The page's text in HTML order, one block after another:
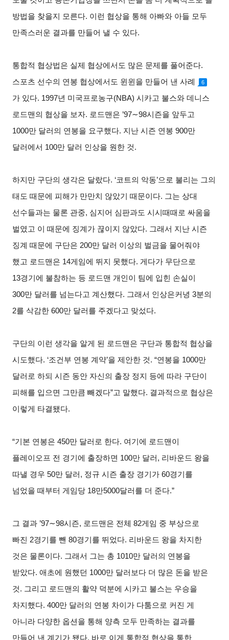
방법을 찾을지 모른다. 이런 협상을 통해 아빠와 아들 모두
만족스러운 결과를 만들어 낼 수 있다.
통합적 협상법은 실제 협상에서도 많은 문제를 풀어준다.
스포츠 선수의 연봉 협상에서도 윈윈을 만들어 낸 사례
6
가 있다. 1997년 미국프로농구(NBA)시카고 불스와 데니스
로드맨의 협상을 보자. 로드맨은 ’97∼98시즌을 앞두고
1000만 달러의 연봉을 요구했다. 지난 시즌 연봉 900만
달러에서 100만 달러 인상을 원한 것.
하지만 구단의 생각은 달랐다. ‘코트의 악동’으로 불리는 그의
태도 때문에 피해가 만만치 않았기 때문이다. 그는 상대
선수들과는 물론 관중, 심지어 심판과도 시시때때로 싸움을
벌였고 이 때문에 징계가 끊이지 않았다. 그래서 지난 시즌
징계 때문에 구단은 200만 달러 이상의 벌금을 물어줘야
했고 로드맨은 14게임에 뛰지 못했다. 게다가 무단으로
13경기에 불참하는 등 로드맨 개인이 팀에 입힌 손실이
300만 달러를 넘는다고 계산했다. 그래서 인상은커녕 3분의
2를 삭감한 600만 달러를 주겠다고 맞섰다.
구단의 이런 생각을 알게 된 로드맨은 구단과 통합적 협상을
시도했다. ‘조건부 연봉 계약’을 제안한 것. “연봉을 1000만
달러로 하되 시즌 동안 자신의 출장 정지 등에 따라 구단이
피해를 입으면 그만큼 빼겠다”고 말했다. 결과적으로 협상은
이렇게 타결됐다.
“기본 연봉은 450만 달러로 한다. 여기에 로드맨이
플레이오프 전 경기에 출장하면 100만 달러 , 리바운드 왕을
따낼 경우 50만 달러 , 정규 시즌 출장 경기가 60경기를
넘었을 때부터 게임당 18만5000달러를 더 준다.”
그 결과 ’97∼98시즌, 로드맨은 전체 82게임 중 부상으로
빠진
2경기를 뺀 80경기를 뛰었다. 리바운드 왕을 차지한
것은 물론이다. 그래서 그는 총 1010만 달러의 연봉을
받았다.애초에 원했던 1000만 달러보다 더 많은 돈을 받은
것. 그리고 로드맨의 활약 덕분에 시카고 불스는 우승을
차지했다. 400만 달러의 연봉 차이가 다툼으로 커진 게
아니라 다양한 옵션을 통해 양측 모두 만족하는 결과를
만들어 낸 계기가 됐다. 바로 이게 통합적 협상을 통한